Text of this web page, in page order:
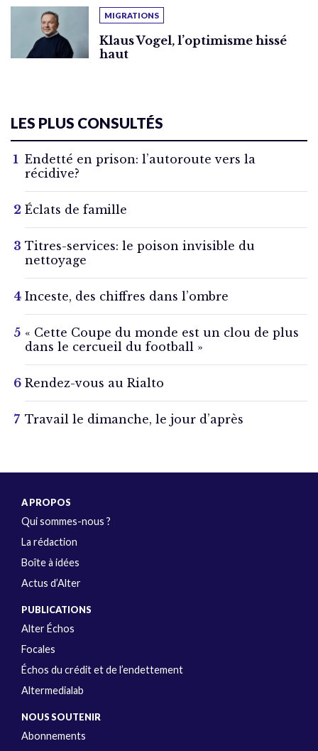
MIGRATIONS
Klaus Vogel, l’optimisme hissé
haut
LES PLUS CONSULTÉS
Endetté en prison: l’autoroute vers la
récidive?
Éclats de famille
Titres-services: le poison invisible du
nettoyage
Inceste, des chiffres dans l’ombre
« Cette Coupe du monde est un clou de plus
dans le cercueil du football »
Rendez-vous au Rialto
Travail le dimanche, le jour d’après
A PROPOS
Qui sommes-nous ?
La rédaction
Boîte à idées
Actus d’Alter
PUBLICATIONS
Alter Échos
Focales
Échos du crédit et de l’endettement
Altermedialab
NOUS SOUTENIR
Abonnements